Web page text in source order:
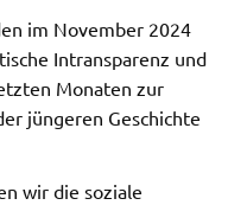
im November 2024
Intransparenz und
Monaten zur
jüngeren Geschichte
wir die soziale